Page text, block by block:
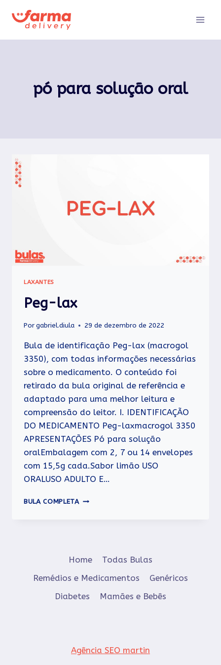
para
pó para solução oral
LAXANTES
Peg-lax
Porgabriel.diula 29 de dezembro de 2022
Bula de identificação Peg-lax (macrogol
3350), com todas informações necessárias
sobre o medicamento. O conteúdo foi
retirado da bula original de referência e
adaptado para uma melhor leitura e
compreensão do leitor. I. IDENTIFICAÇÃO
DO MEDICAMENTO Peg-laxmacrogol 3350
APRESENTAÇÕES Pó para solução
oralEmbalagem com 2, 7 ou 14 envelopes
com 15,5g cada.Sabor limão USO
ORALUSO ADULTO E…
BULA COMPLETA PEG-
Home
Todas Bulas
Remédios e Medicamentos
Genéricos
Diabetes
Mamães e Bebês
Agência SEO martin